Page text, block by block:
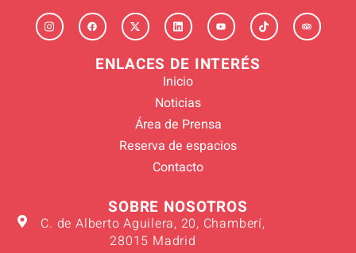
ENLACES DE INTERÉS
Inicio
Noticias
Área de Prensa
Reserva de espacios
Contacto
SOBRE NOSOTROS
C. de Alberto Aguilera, 20, Chamberí,
28015 Madrid